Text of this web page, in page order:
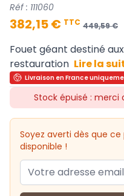
Réf : 111060
382,15 € TTC 449,59 €
Fouet géant destiné
restauration Lire la
Livraison en France
Stock épuisé :
Soyez averti dès que
disponible !